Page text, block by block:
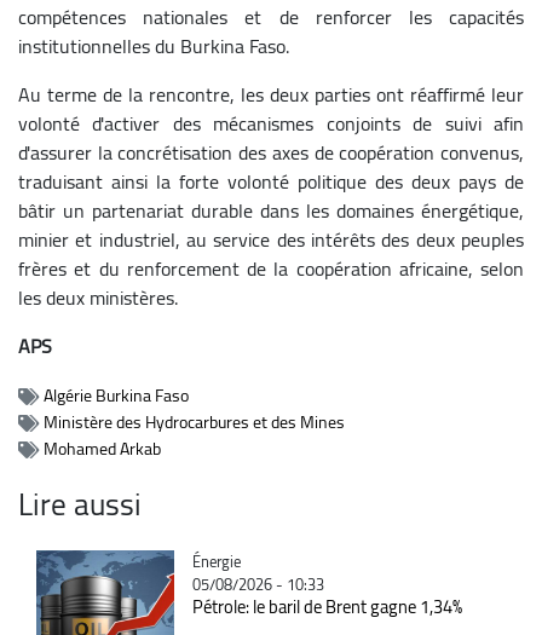
compétences nationales et de renforcer les capacités
institutionnelles du Burkina Faso.
Au terme de la rencontre, les deux parties ont réaffirmé leur
volonté d'activer des mécanismes conjoints de suivi afin
d'assurer la concrétisation des axes de coopération convenus,
traduisant ainsi la forte volonté politique des deux pays de
bâtir un partenariat durable dans les domaines énergétique,
minier et industriel, au service des intérêts des deux peuples
frères et du renforcement de la coopération africaine, selon
les deux ministères.
APS
Algérie Burkina Faso
Ministère des Hydrocarbures et des Mines
Mohamed Arkab
Lire aussi
Catégorie
Énergie
05/08/2026 - 10:33
Pétrole: le baril de Brent gagne 1,34%